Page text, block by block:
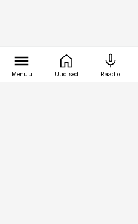
Menüü Uudised Raadio